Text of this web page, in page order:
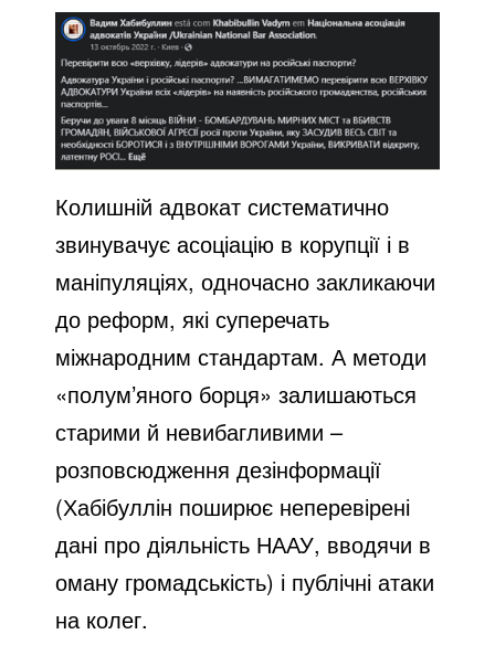
Колишній адвокат систематично
звинувачує асоціацію в корупції і в
маніпуляціях, одночасно закликаючи
до реформ, які суперечать
міжнародним стандартам. А методи
«полум’яного борця» залишаються
старими й невибагливими –
розповсюдження дезінформації
(Хабібуллін поширює неперевірені
дані про діяльність НААУ, вводячи в
оману громадськість) і публічні атаки
на колег.